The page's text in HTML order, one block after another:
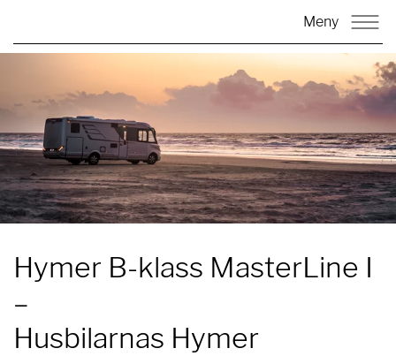
Meny
Hymer B-klass MasterLine I
–
Husbilarnas Hymer